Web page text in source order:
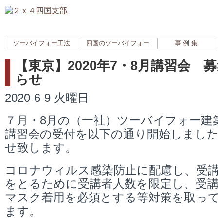
ツーバイフォー工法 四国のツーバイフォー 事 例 集
【東京】2020年7・8月講習会
らせ
2020-6-9 火曜日
７月・8月の（一社）ツーバイフォー建
講習会の受付を以下の通り開始しまし
せ致します。
コロナウィルス感染防止に配慮し、受
をとるために受講者人数を限定し、受
マスク着用を必須とする等対策を取っ
ます。